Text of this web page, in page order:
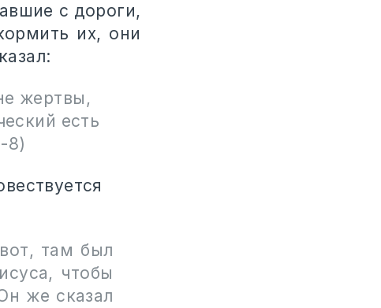
с дороги,
их, они
жертвы,
есть
8)
там был
чтобы
же сказал